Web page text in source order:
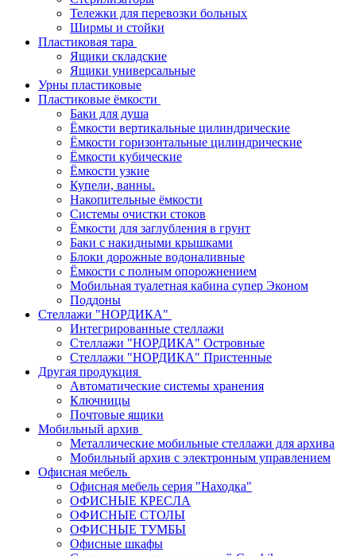
Тележки для перевозки больных
Ширмы и стойки
Пластиковая тара
Ящики складские
Ящики универсальные
Урны пластиковые
Пластиковые ёмкости
Баки для душа
Ёмкости вертикальные цилиндрические
Ёмкости горизонтальные цилиндрические
Ёмкости кубические
Ёмкости узкие
Купели, ванны.
Накопительные ёмкости
Системы очистки стоков
Ёмкости для заглубления в грунт
Баки с накидными крышками
Блоки дорожные водоналивные
Ёмкости с полным опорожнением
Мобильная туалетная кабина супер Эконом
Поддоны
Стеллажи "НОРДИКА"
Интегрированные стеллажи
Стеллажи "НОРДИКА" Островные
Стеллажи "НОРДИКА" Пристенные
Другая продукция
Автоматические системы хранения
Ключницы
Почтовые ящики
Мобильный архив
Металлические мобильные стеллажи для архива
Мобильный архив с электронным управлением
Офисная мебель
Офисная мебель серия "Находка"
ОФИСНЫЕ КРЕСЛА
ОФИСНЫЕ СТОЛЫ
ОФИСНЫЕ ТУМБЫ
Офисные шкафы